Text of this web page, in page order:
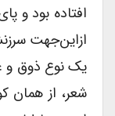
افتاده بود و
ازاین‌جهت
یک نوع ذوق و
شعر، از همان